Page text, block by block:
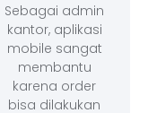
Sebagai admin
kantor, aplikasi
mobile sangat
membantu
karena order
bisa dilakukan